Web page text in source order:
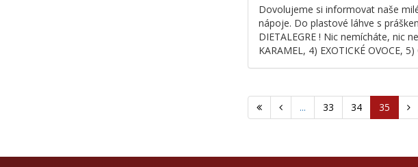
Dovolujeme si informovat naše
nápoje. Do plastové láhve s
DIETALEGRE ! Nic nemícháte, nic
KARAMEL, 4) EXOTICKÉ OVOCE,
... 33 34 35